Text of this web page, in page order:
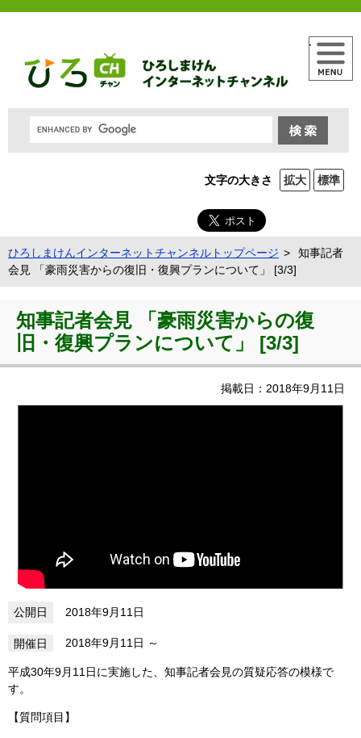
文字の大きさ 拡大 標準
メニュー
ひろしまけんインターネットチャンネルトップページ
知事記者
会見 「豪雨災害からの復旧・復興プランについて」 [3/3]
知事記者会見 「豪雨災害からの復
旧・復興プランについて」 [3/3]
掲載日：2018年9月11日
2018年9月11日
2018年9月11日
平成30年9月11日に実施した、知事記者会見の質疑応答の模様で
す。
【質問項目】